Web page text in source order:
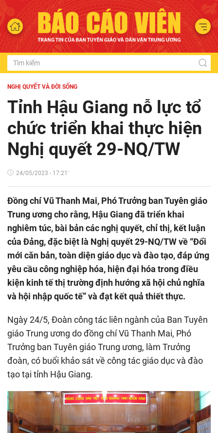
NGHỊ QUYẾT VÀ ĐỜI SỐNG
Tỉnh Hậu Giang nỗ lực tổ
chức triển khai thực hiện
Nghị quyết 29-NQ/TW
24/05/2023 - 17:21'
Đồng chí Vũ Thanh Mai, Phó Trưởng ban Tuyên giáo
Trung ương cho rằng, Hậu Giang đã triển khai
nghiêm túc, bài bản các nghị quyết, chỉ thị, kết luận
của Đảng, đặc biệt là Nghị quyết 29-NQ/TW về “Đổi
mới căn bản, toàn diện giáo dục và đào tạo, đáp ứng
yêu cầu công nghiệp hóa, hiện đại hóa trong điều
kiện kinh tế thị trường định hướng xã hội chủ nghĩa
và hội nhập quốc tế” và đạt kết quả thiết thực.
Ngày 24/5, Đoàn công tác liên ngành của Ban Tuyên
giáo Trung ương do đồng chí Vũ Thanh Mai, Phó
Trưởng ban Tuyên giáo Trung ương, làm Trưởng
đoàn, có buổi khảo sát về công tác giáo dục và đào
tạo tại tỉnh Hậu Giang.